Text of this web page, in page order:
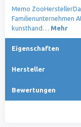
Memo
Familienunternehmen
kunsthand… Mehr
Eigenschaften
Hersteller
Bewertungen